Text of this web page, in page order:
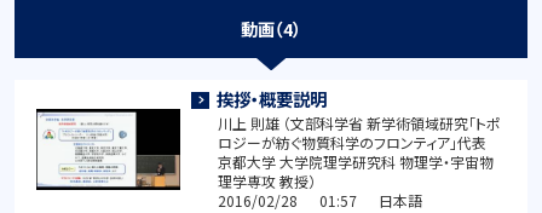
動画（4）
挨拶・概要説明
川上 則雄 （文部科学省 新学術領域研究「トポ
ロジーが紡ぐ物質科学のフロンティア」代表
京都大学 大学院理学研究科 物理学・宇宙物
理学専攻 教授）
2016/02/28 01:57 日本語